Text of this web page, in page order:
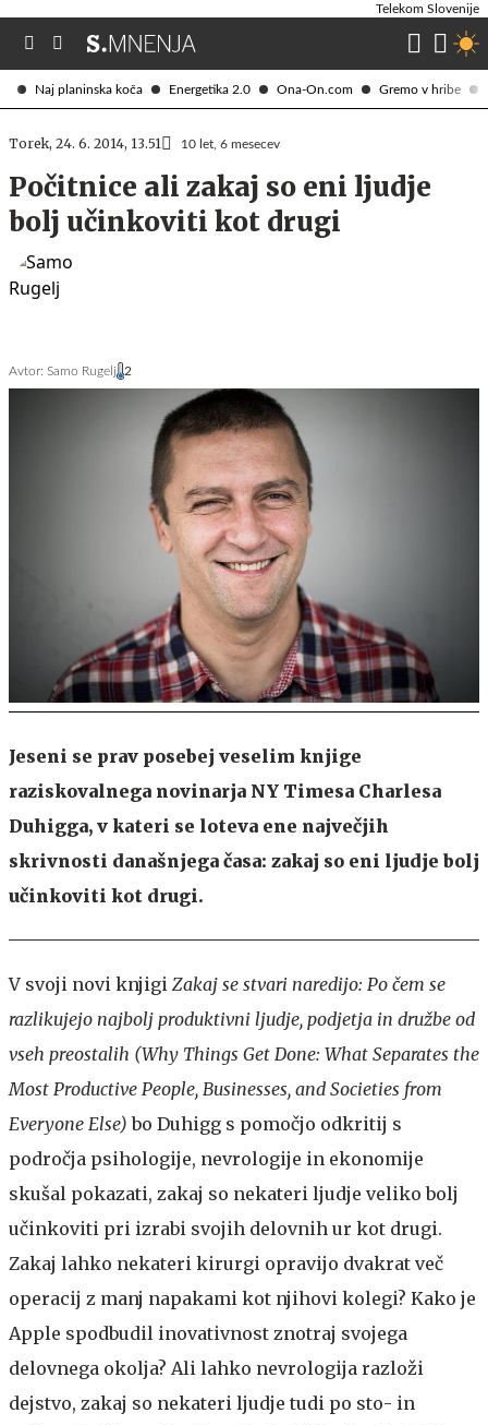
Naj planinska koča Energetika 2.0 Ona-On.com Gremo v hribe
Telekom Slovenije
Torek, 24. 6. 2014, 13.51 10 let, 6 mesecev
Počitnice ali zakaj so eni ljudje
bolj učinkoviti kot drugi
Avtor: Samo Rugelj 2
Jeseni se prav posebej veselim knjige
raziskovalnega novinarja NY Timesa Charlesa
Duhigga, v kateri se loteva ene največjih
skrivnosti današnjega časa: zakaj so eni ljudje bolj
učinkoviti kot drugi.
V svoji novi knjigi Zakaj se stvari naredijo: Po čem se
razlikujejo najbolj produktivni ljudje, podjetja in družbe od
vseh preostalih (Why Things Get Done: What Separates the
Most Productive People, Businesses, and Societies from
Everyone Else) bo Duhigg s pomočjo odkritij s
področja psihologije, nevrologije in ekonomije
skušal pokazati, zakaj so nekateri ljudje veliko bolj
učinkoviti pri izrabi svojih delovnih ur kot drugi.
Zakaj lahko nekateri kirurgi opravijo dvakrat več
operacij z manj napakami kot njihovi kolegi? Kako je
Apple spodbudil inovativnost znotraj svojega
delovnega okolja? Ali lahko nevrologija razloži
dejstvo, zakaj so nekateri ljudje tudi po sto- in